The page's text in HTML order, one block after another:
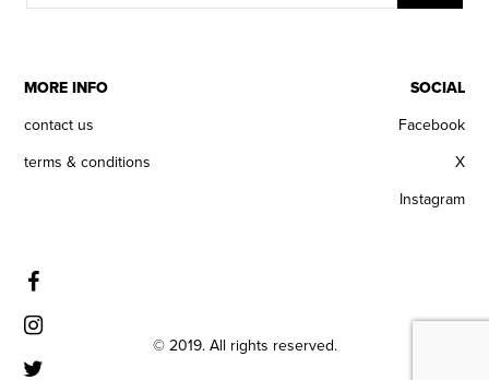
MORE INFO
contact us
terms & conditions
SOCIAL
Facebook
X
Instagram
© 2019. All rights reserved.